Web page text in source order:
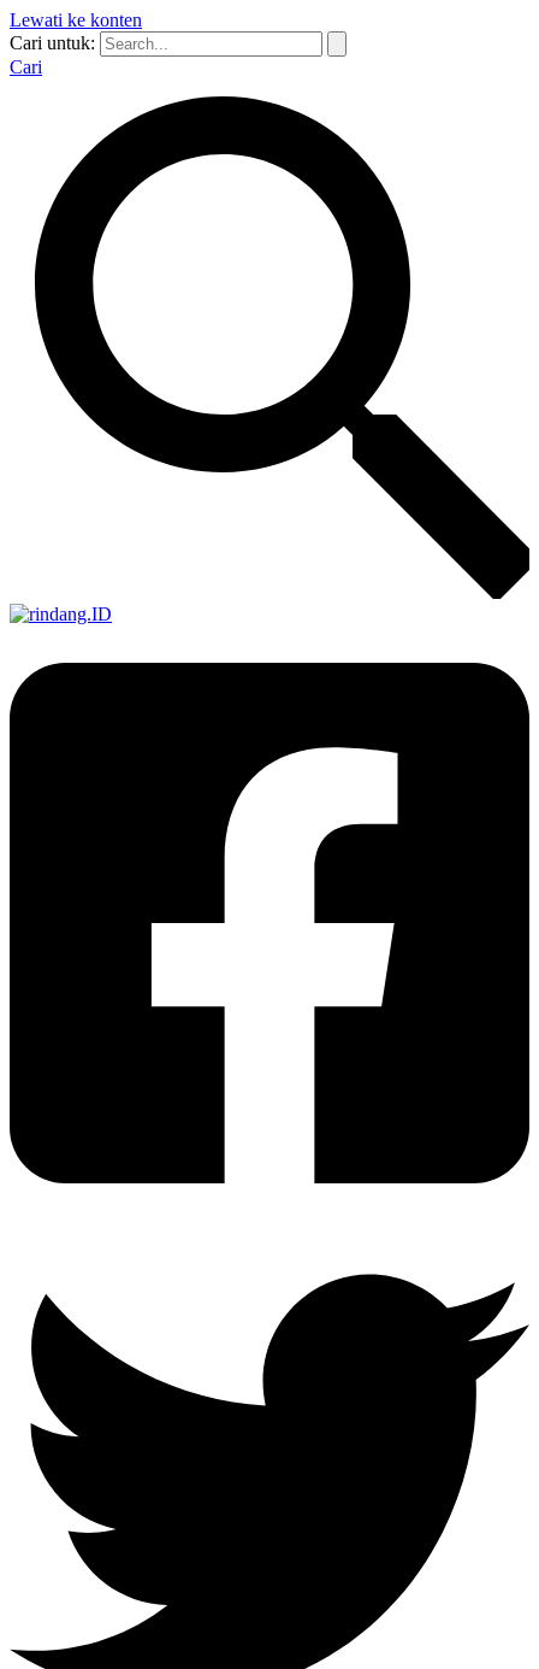
Lewati ke konten
Cari untuk:
Cari